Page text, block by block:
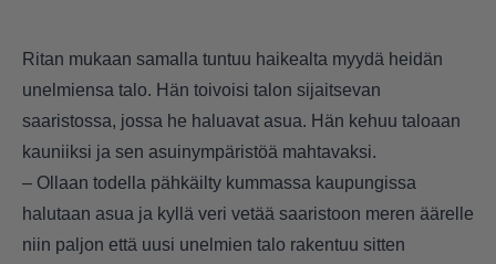
Ritan mukaan samalla tuntuu haikealta myydä heidän
unelmiensa talo. Hän toivoisi talon sijaitsevan
saaristossa, jossa he haluavat asua. Hän kehuu taloaan
kauniiksi ja sen asuinympäristöä mahtavaksi.
– Ollaan todella pähkäilty kummassa kaupungissa
halutaan asua ja kyllä veri vetää saaristoon meren äärelle
niin paljon että uusi unelmien talo rakentuu sitten